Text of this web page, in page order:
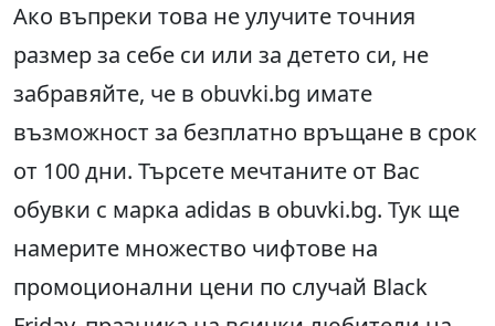
Ако въпреки това не улучите точния
размер за себе си или за детето си, не
забравяйте, че в obuvki.bg имате
възможност за безплатно връщане в срок
от 100 дни. Търсете мечтаните от Вас
обувки с марка adidas в obuvki.bg. Тук ще
намерите множество чифтове на
промоционални цени по случай Black